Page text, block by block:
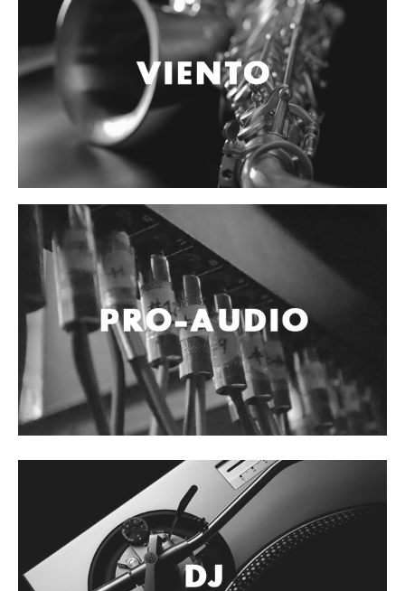
Vientos
Micrófonos
Mano alámbrico
Instrumento alámbrico
Inalámbrico de mano
Inalámbrico diadema y solapa
Inalámbrico para instrumento
Estudio
Corro y escenario
Instalaciones
Cámara, computadora y celular
Pedestales y soportes
Accesorios
Cables
Columnas activas
Amplificadores
Consolas mezcladoras